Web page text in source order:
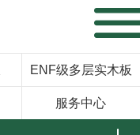
ENF级多层实木板
服务中心